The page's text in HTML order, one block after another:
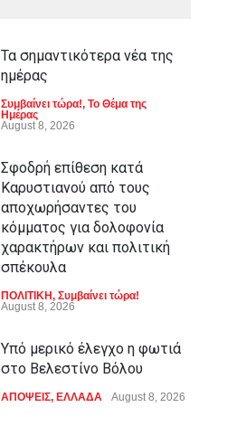
Τα σημαντικότερα νέα της
ημέρας
Συμβαίνει τώρα!, Το Θέμα της
Ημέρας
August 8, 2026
Σφοδρή επίθεση κατά
Καρυστιανού από τους
αποχωρήσαντες του
κόμματος για δολοφονία
χαρακτήρων και πολιτική
σπέκουλα
ΠΟΛΙΤΙΚΗ, Συμβαίνει τώρα!
August 8, 2026
Υπό μερικό έλεγχο η φωτιά
στο Βελεστίνο Βόλου
ΑΠΟΨΕΙΣ, ΕΛΛΑΔΑ August 8, 2026